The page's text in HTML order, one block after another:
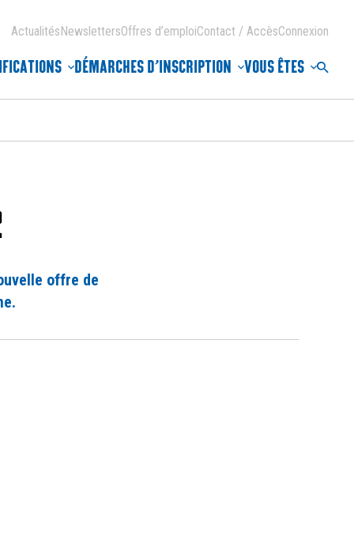
DÉMARCHES D’INSCRIPTION VOUS ÊTES
ActualitésNewslettersOffres d’emploiContact / AccèsConnexion
offre de